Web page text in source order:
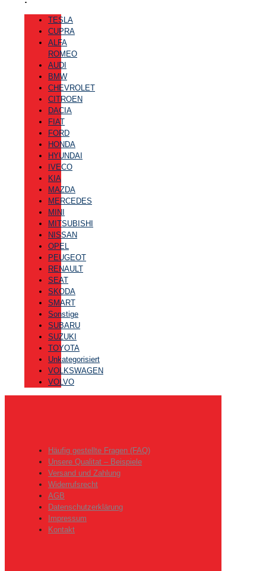
TESLA
CUPRA
ALFA
ROMEO
AUDI
BMW
CHEVROLET
CITROEN
DACIA
FIAT
FORD
HONDA
HYUNDAI
IVECO
KIA
MAZDA
MERCEDES
MINI
MITSUBISHI
NISSAN
OPEL
PEUGEOT
RENAULT
SEAT
SKODA
SMART
Sonstige
SUBARU
SUZUKI
TOYOTA
Unkategorisiert
VOLKSWAGEN
VOLVO
Häufig gestellte Fragen (FAQ)
Unsere Qualitat – Beispiele
Versand und Zahlung
Widerrufsrecht
AGB
Datenschutzerklärung
Impressum
Kontakt